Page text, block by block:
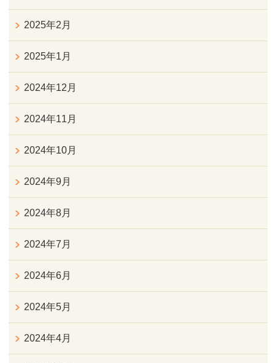
2025年2月
2025年1月
2024年12月
2024年11月
2024年10月
2024年9月
2024年8月
2024年7月
2024年6月
2024年5月
2024年4月